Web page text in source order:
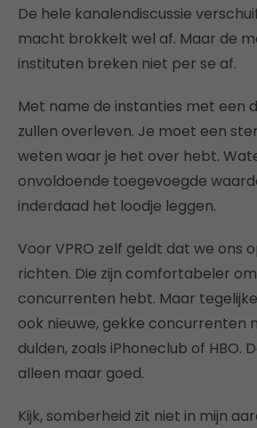
De hele kanalendiscussie
macht brokkelt wel af. Maar de
instituten breken niet per se af.
Met name de instanties met een
zullen overleven. Je moet een
weten waar je het over hebt.
onvoldoende toegevoegde
inderdaad het loodje leggen.
Voor VPRO zelf geldt dat we ons
richten. Die zijn comfortabeler
concurrenten hebt. Maar
ook nieuwe, gekke concurrenten
dulden, zoals iPhoneclub of HBO.
alleen maar goed.
Kijk, somberheid zit niet in mijn